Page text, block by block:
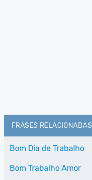
FRASES RELACIONADAS
Bom Dia de Trabalho
Bom Trabalho Amor